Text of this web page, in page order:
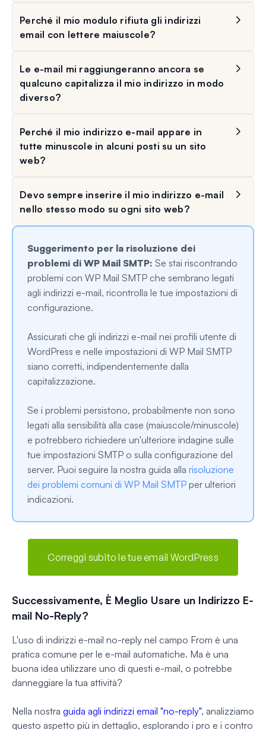
Perché il mio modulo rifiuta gli indirizzi
email con lettere maiuscole?
Le e-mail mi raggiungeranno ancora se
qualcuno capitalizza il mio indirizzo in modo
diverso?
Perché il mio indirizzo e-mail appare in
tutte minuscole in alcuni posti su un sito
web?
Devo sempre inserire il mio indirizzo e-mail
nello stesso modo su ogni sito web?
Suggerimento per la risoluzione dei
problemi di WP Mail SMTP: Se stai riscontrando
problemi con WP Mail SMTP che sembrano legati
agli indirizzi e-mail, ricontrolla le tue impostazioni di
configurazione.
Assicurati che gli indirizzi e-mail nei profili utente di
WordPress e nelle impostazioni di WP Mail SMTP
siano corretti, indipendentemente dalla
capitalizzazione.
Se i problemi persistono, probabilmente non sono
legati alla sensibilità alla case (maiuscole/minuscole)
e potrebbero richiedere un'ulteriore indagine sulle
tue impostazioni SMTP o sulla configurazione del
server. Puoi seguire la nostra guida alla risoluzione
dei problemi comuni di WP Mail SMTP per ulteriori
indicazioni.
Correggi subito le tue email WordPress
Successivamente, È Meglio Usare un Indirizzo E-
mail No-Reply?
L'uso di indirizzi e-mail no-reply nel campo From è una
pratica comune per le e-mail automatiche. Ma è una
buona idea utilizzare uno di questi e-mail, o potrebbe
danneggiare la tua attività?
Nella nostra guida agli indirizzi email "no-reply", analizziamo
questo aspetto più in dettaglio, esplorando i pro e i contro